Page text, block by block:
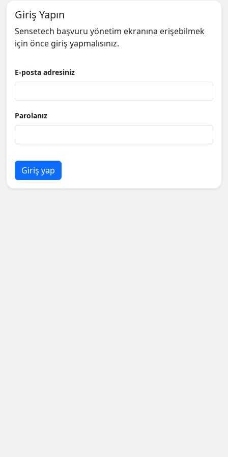
Giriş Yapın
Sensetech başvuru yönetim ekranına erişebilmek
için önce giriş yapmalısınız.
E-posta adresiniz
Parolanız
Giriş yap